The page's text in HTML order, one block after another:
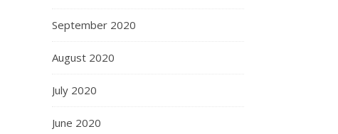
September 2020
August 2020
July 2020
June 2020